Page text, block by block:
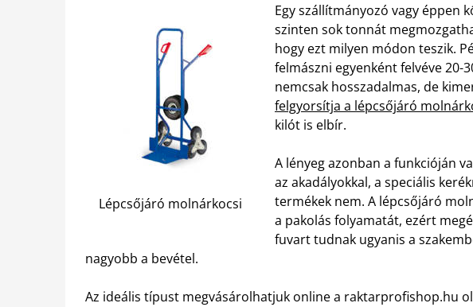
Lépcsőjáró molnárkocsi
Egy szállítmányozó vagy éppen
szinten sok tonnát
hogy ezt milyen módon teszik.
felmászni egyenként felvéve 20-
nemcsak hosszadalmas, de
felgyorsítja a lépcsőjáró
kilót is elbír.
A lényeg azonban a funkcióján
az akadályokkal, a speciális
termékek nem. A lépcsőjáró
a pakolás folyamatát, ezért
fuvart tudnak ugyanis a
nagyobb a bevétel.
Az ideális típust megvásárolhatjuk online a raktarprofishop.hu